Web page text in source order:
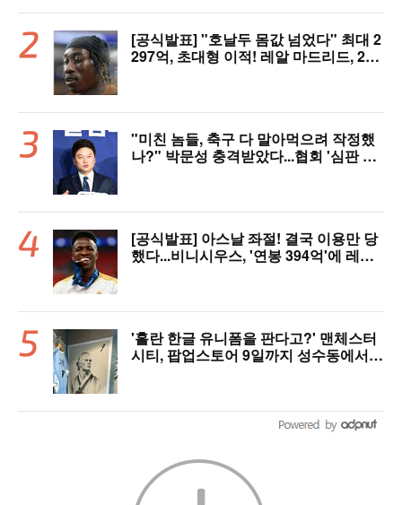
[공식발표] "호날두 몸값 넘었다" 최대 2
297억, 초대형 이적! 레알 마드리드, 21
"미친 놈들, 축구 다 말아먹으려 작정했
나?" 박문성 충격받았다...협회 '심판 성
[공식발표] 아스날 좌절! 결국 이용만 당
했다...비니시우스, '연봉 394억'에 레알
'홀란 한글 유니폼을 판다고?' 맨체스터
시티, 팝업스토어 9일까지 성수동에서